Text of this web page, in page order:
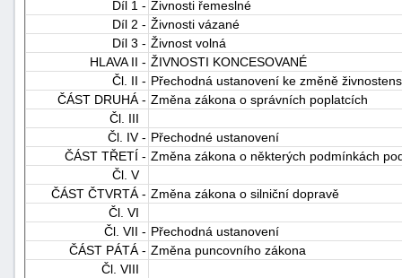
Díl 1 - Živnosti řemeslné
Díl 2 - Živnosti vázané
Díl 3 - Živnost volná
HLAVA II - ŽIVNOSTI KONCESOVANÉ
Čl. II - Přechodná ustanovení ke změně
ČÁST DRUHÁ - Změna zákona o správních poplatcích
Čl. III
Čl. IV - Přechodné ustanovení
ČÁST TŘETÍ - Změna zákona o některých podmínkách
Čl. V
ČÁST ČTVRTÁ - Změna zákona o silniční dopravě
Čl. VI
Čl. VII - Přechodná ustanovení
ČÁST PÁTÁ - Změna puncovního zákona
Čl. VIII
náhrady